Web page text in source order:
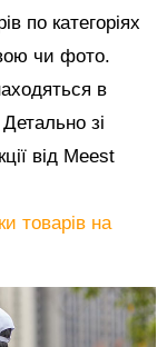
по категоріях
чи фото.
в
зі
від Meest
товарів на